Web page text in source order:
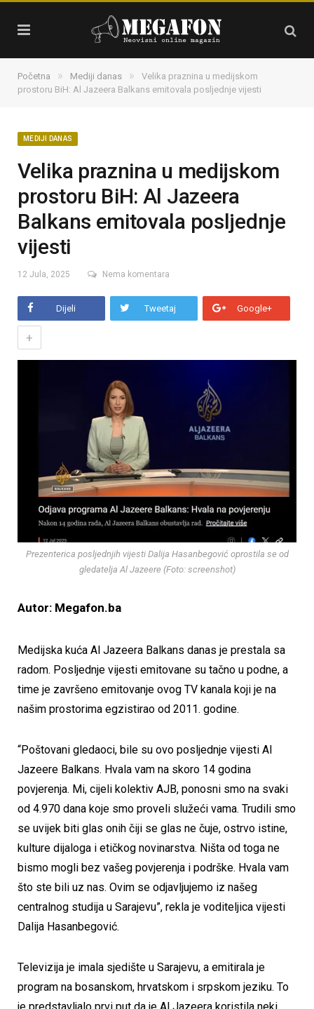
Početna » Mediji danas »
Velika praznina u medijskom
prostoru BiH: Al Jazeera Balkans emitovala posljednje vijesti
MEDIJI DANAS
Velika praznina u medijskom
prostoru BiH: Al Jazeera
Balkans emitovala posljednje
vijesti
12 Jula, 2025 Nema komentara
Dijeli Tweetaj Google+
+
Prezenterica posljednjih vijesti Dalija Hasanbegović oprostila se od
gledatelja Al Jazeere (Foto: screenshot)
Autor: Megafon.ba
Medijska kuća Al Jazeera Balkans danas je prestala sa
radom. Posljednje vijesti emitovane su tačno u podne, a
time je završeno emitovanje ovog TV kanala koji je na
našim prostorima egzistirao od 2011. godine.
“Poštovani gledaoci, bile su ovo posljednje vijesti Al
Jazeere Balkans. Hvala vam na skoro 14 godina
povjerenja. Mi, cijeli kolektiv AJB, ponosni smo na svaki
od 4.970 dana koje smo proveli služeći vama. Trudili smo
se uvijek biti glas onih čiji se glas ne čuje, ostrvo istine,
kulture dijaloga i etičkog novinarstva. Ništa od toga ne
bismo mogli bez vašeg povjerenja i podrške. Hvala vam
što ste bili uz nas. Ovim se odjavljujemo iz našeg
centralnog studija u Sarajevu”, rekla je voditeljica vijesti
Dalija Hasanbegović.
Televizija je imala sjedište u Sarajevu, a emitirala je
program na bosanskom, hrvatskom i srpskom jeziku. To
je predstavljalo prvi put da je Al Jazeera koristila neki